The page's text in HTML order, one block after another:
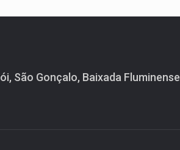
São Gonçalo, Baixada Fluminense